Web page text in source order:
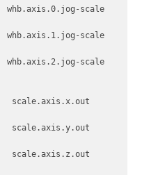
scale
scale
scale
scale.axis.x.out
scale.axis.y.out
scale.axis.z.out